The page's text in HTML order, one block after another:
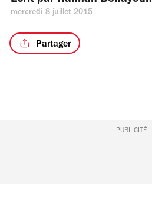
mercredi 8 juillet 2015
Partager
PUBLICITÉ